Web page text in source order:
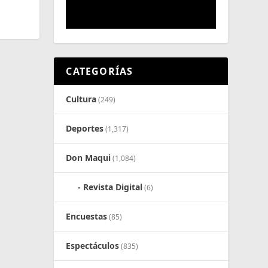
CATEGORÍAS
Cultura(249)
Deportes(1,317)
Don Maqui(1,084)
Revista Digital(6)
Encuestas(85)
Espectáculos(835)